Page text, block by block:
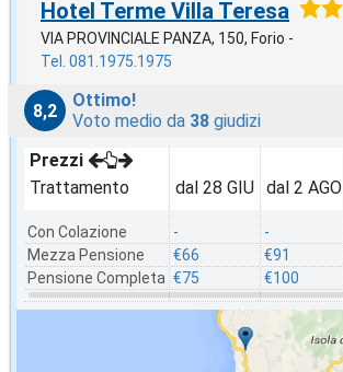
Hotel Terme Villa Teresa
VIA PROVINCIALE PANZA, 150, Forio -
Tel. 081.1975.1975
8,2
Ottimo!
Voto medio da 38 giudizi
Prezzi
Trattamento
Con Colazione
Mezza Pensione
Pensione Completa
dal 28 GIU
-
€66
€75
dal 2 AGO
-
€91
€100